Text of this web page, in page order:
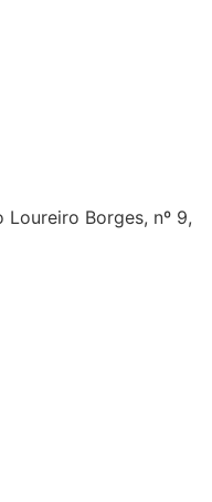
Borges, nº 9,